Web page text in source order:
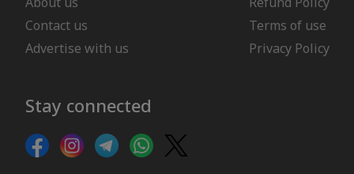
Contact us
Advertise with us
Terms of use
Privacy Policy
Stay connected